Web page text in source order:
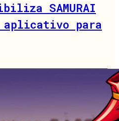
SAMURAI
aplicativo para